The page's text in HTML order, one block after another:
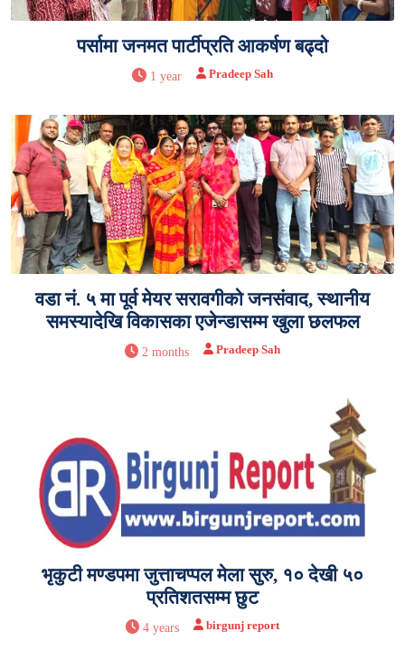
पर्सामा जनमत पार्टीप्रति आकर्षण बढ्दो
1 year Pradeep Sah
वडा नं. ५ मा पूर्व मेयर सरावगीको जनसंवाद, स्थानीय
समस्यादेखि विकासका एजेन्डासम्म खुला छलफल
2 months Pradeep Sah
भृकुटी मण्डपमा जुत्ताचप्पल मेला सुरु, १० देखी ५०
प्रतिशतसम्म छुट
4 years birgunj report